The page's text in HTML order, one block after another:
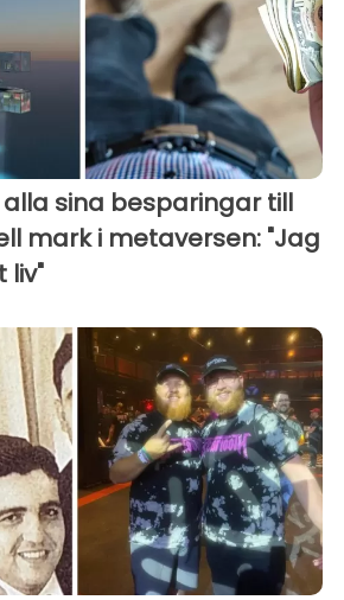
sina besparingar till
mark i metaversen: "Jag
liv"